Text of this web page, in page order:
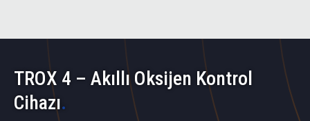
TROX 4 – Akıllı Oksijen Kontrol
Cihazı.